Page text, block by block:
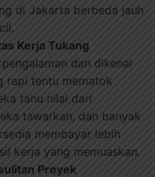
di Jakarta berbeda jauh
Kerja Tukang
dan dikenal
rapi tentu mematok
tahu nilai dari
tawarkan, dan banyak
membayar lebih
kerja yang memuaskan.
Proyek